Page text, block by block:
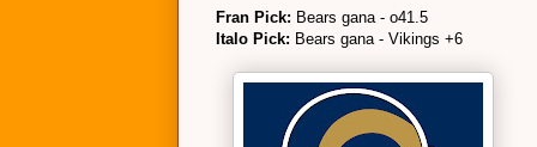
Fran Pick: Bears gana - o41.5
Italo Pick: Bears gana - Vikings +6